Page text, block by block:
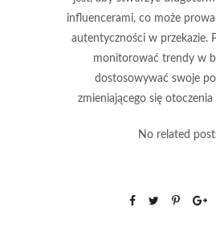
influencerami, co może
autentyczności w przekazie.
monitorować trendy w
dostosowywać swoje
zmieniającego się
No related